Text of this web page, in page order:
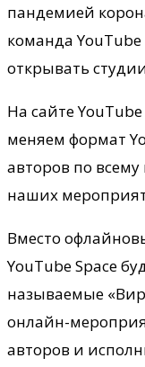
пандемией
команда
открывать
На сайте
меняем формат
авторов по
наших
Вместо
YouTube Space
называемые
онлайн-
авторов и